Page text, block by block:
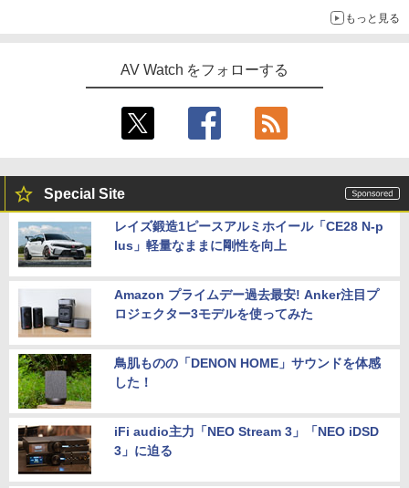
もっと見る
AV Watch をフォローする
Special Site
レイズ鍛造1ピースアルミホイール「CE28 N-p
lus」軽量なままに剛性を向上
Amazon プライムデー過去最安! Anker注目プ
ロジェクター3モデルを使ってみた
鳥肌ものの「DENON HOME」サウンドを体感
した！
iFi audio主力「NEO Stream 3」「NEO iDSD
3」に迫る